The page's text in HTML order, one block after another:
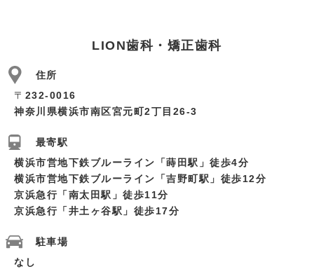
LION歯科・矯正歯科
住所
〒 232-0016
神奈川県横浜市南区宮元町2丁目26-3
最寄駅
横浜市営地下鉄ブルーライン「蒔田駅」徒歩4分
横浜市営地下鉄ブルーライン「吉野町駅」徒歩12分
京浜急行「南太田駅」徒歩11分
京浜急行「井土ヶ谷駅」徒歩17分
駐車場
なし